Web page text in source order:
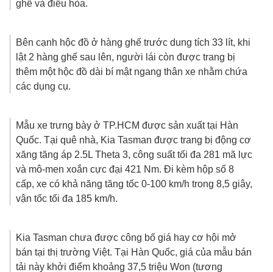
ghế và điều hòa.
Bên cạnh hộc đồ ở hàng ghế trước dung tích 33 lít, khi
lật 2 hàng ghế sau lên, người lái còn được trang bị
thêm một hộc đồ dài bí mật ngang thân xe nhằm chứa
các dụng cụ.
Mẫu xe trưng bày ở TP.HCM được sản xuất tại Hàn
Quốc. Tại quê nhà, Kia Tasman được trang bị động cơ
xăng tăng áp 2.5L Theta 3, công suất tối đa 281 mã lực
và mô-men xoắn cực đại 421 Nm. Đi kèm hộp số 8
cấp, xe có khả năng tăng tốc 0-100 km/h trong 8,5 giây,
vận tốc tối đa 185 km/h.
Kia Tasman chưa được công bố giá hay cơ hội mở
bán tại thị trường Việt. Tại Hàn Quốc, giá của mẫu bán
tải này khởi điểm khoảng 37,5 triệu Won (tương